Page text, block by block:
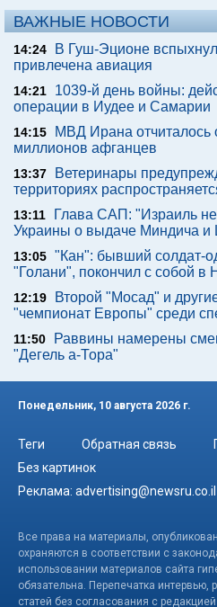
ВАЖНЫЕ НОВОСТИ
14:24
В Гуш-Эционе
привлечена авиация
14:21
1039-й день войны:
операции в Иудее и Самарии
14:15
МВД Ирана отчиталось
миллионов афганцев
13:37
Ветеринары
территориях
13:11
Глава САП: "Израиль не
Украины о выдаче Миндича и
13:05 "Кан": бывший солдат-
"Голани", покончил с собой в
12:19
Второй "Мосад" и
"чемпионат Европы" среди
11:50
Раввины намерены
"Дегель а-Тора"
Понедельник, 10 августа 2026 г.
Теги Обратная связь
Без картинок
Реклама: advertising@newsru.co.il
Все права на материалы,
охраняются в соответствии с
использовании материалов сайта
обязательна. Перепечатка интервью,
статей без согласования с